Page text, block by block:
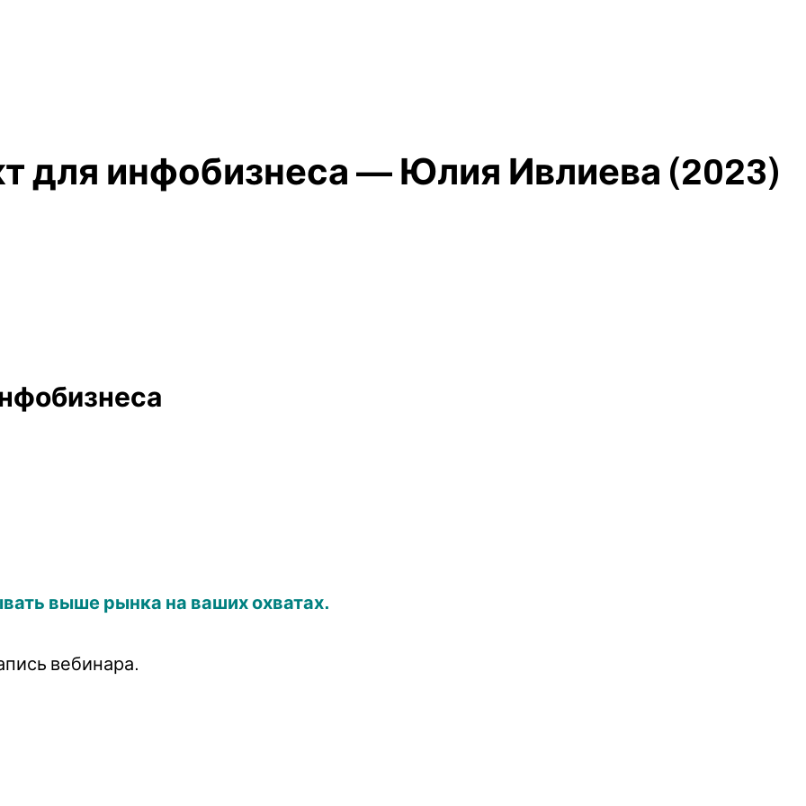
для инфобизнеса — Юлия Ивлиева (2023)
выше рынка на ваших охватах.
вебинара.